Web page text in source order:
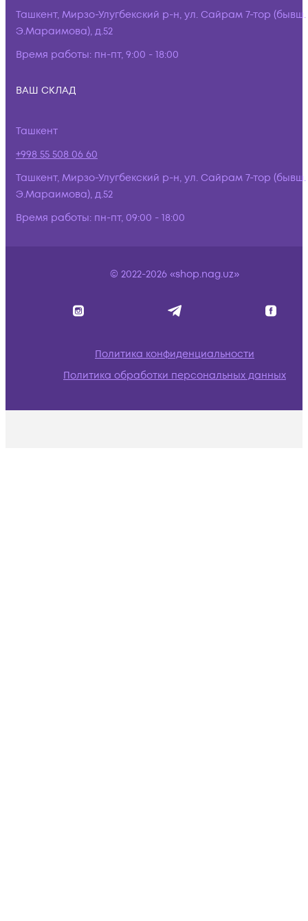
Ташкент, Мирзо-Улугбекский р-н, ул. Сайрам 7-тор (бывш.
Э.Мараимова), д.52
Время работы: пн-пт, 9:00 - 18:00
ВАШ СКЛАД
Ташкент
+998 55 508 06 60
Ташкент, Мирзо-Улугбекский р-н, ул. Сайрам 7-тор (бывш.
Э.Мараимова), д.52
Время работы: пн-пт, 09:00 - 18:00
© 2022-2026 «shop.nag.uz»
Политика конфиденциальности
Политика обработки персональных данных